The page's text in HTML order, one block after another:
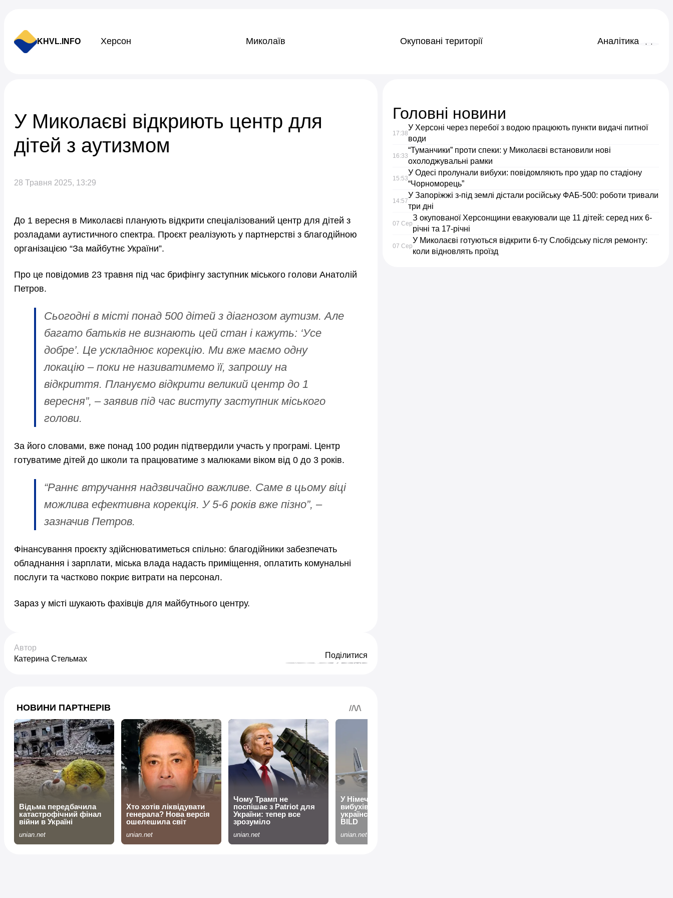
KHVL.INFO Херсон Миколаїв Окуповані території Аналітика
У Миколаєві відкриють центр для
дітей з аутизмом
28 Травня 2025, 13:29
До 1 вересня в Миколаєві планують відкрити спеціалізований центр для дітей з
розладами аутистичного спектра. Проєкт реалізують у партнерстві з благодійною
організацією “За майбутнє України”.
Про це повідомив 23 травня під час брифінгу заступник міського голови Анатолій
Петров.
Сьогодні в місті понад 500 дітей з діагнозом аутизм. Але
багато батьків не визнають цей стан і кажуть: ‘Усе
добре’. Це ускладнює корекцію. Ми вже маємо одну
локацію – поки не називатимемо її, запрошу на
відкриття. Плануємо відкрити великий центр до 1
вересня”, – заявив під час виступу заступник міського
голови.
За його словами, вже понад 100 родин підтвердили участь у програмі. Центр
готуватиме дітей до школи та працюватиме з малюками віком від 0 до 3 років.
“Раннє втручання надзвичайно важливе. Саме в цьому віці
можлива ефективна корекція. У 5-6 років вже пізно”, –
зазначив Петров.
Фінансування проєкту здійснюватиметься спільно: благодійники забезпечать
обладнання і зарплати, міська влада надасть приміщення, оплатить комунальні
послуги та частково покриє витрати на персонал.
Зараз у місті шукають фахівців для майбутнього центру.
Автор
Катерина Стельмах
Поділитися
Головні новини
17:38
У Херсоні через перебої з водою працюють пункти видачі питної
води
16:33
“Туманчики” проти спеки: у Миколаєві встановили нові
охолоджувальні рамки
15:53
У Одесі пролунали вибухи: повідомляють про удар по стадіону
“Чорноморець”
14:57
У Запоріжжі з-під землі дістали російську ФАБ-500: роботи тривали
три дні
07 Сер
З окупованої Херсонщини евакуювали ще 11 дітей: серед них 6-
річні та 17-річні
07 Сер
У Миколаєві готуються відкрити 6-ту Слобідську після ремонту:
коли відновлять проїзд